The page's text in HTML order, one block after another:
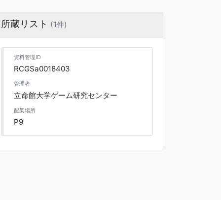
所蔵リスト (1件)
資料管理ID
RCGSa0018403
管理者
立命館大学ゲーム研究センター
配架場所
P9